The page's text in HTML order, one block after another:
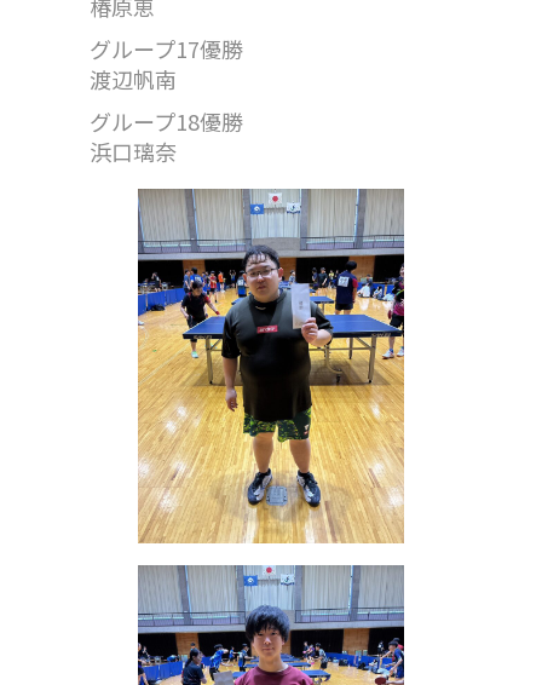
グループ17優勝
渡辺帆南
グループ18優勝
浜口璃奈